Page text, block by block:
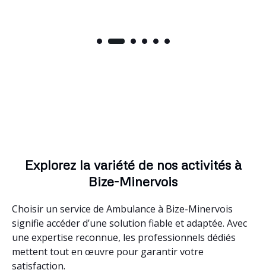
Explorez la variété de nos activités à
Bize-Minervois
Choisir un service de Ambulance à Bize-Minervois
signifie accéder d’une solution fiable et adaptée. Avec
une expertise reconnue, les professionnels dédiés
mettent tout en œuvre pour garantir votre
satisfaction.